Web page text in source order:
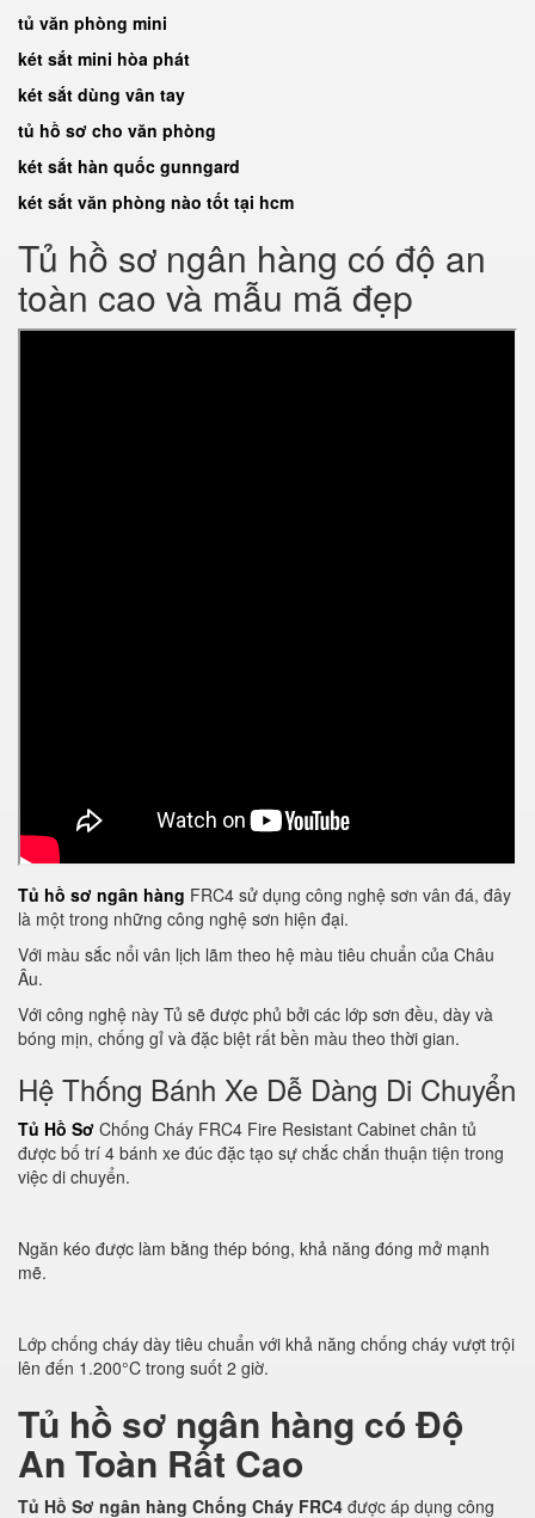
tủ văn phòng mini
két sắt mini hòa phát
két sắt dùng vân tay
tủ hồ sơ cho văn phòng
két sắt hàn quốc gunngard
két sắt văn phòng nào tốt tại hcm
Tủ hồ sơ ngân hàng có độ an
toàn cao và mẫu mã đẹp
Tủ hồ sơ ngân hàng FRC4 sử dụng công nghệ sơn vân đá, đây
là một trong những công nghệ sơn hiện đại.
Với màu sắc nổi vân lịch lãm theo hệ màu tiêu chuẩn của Châu
Âu.
Với công nghệ này Tủ sẽ được phủ bởi các lớp sơn đều, dày và
bóng mịn, chống gỉ và đặc biệt rất bền màu theo thời gian.
Hệ Thống Bánh Xe Dễ Dàng Di Chuyển
Tủ Hồ Sơ Chống Cháy FRC4 Fire Resistant Cabinet chân tủ
được bố trí 4 bánh xe đúc đặc tạo sự chắc chắn thuận tiện trong
việc di chuyển.
Ngăn kéo được làm bằng thép bóng, khả năng đóng mở mạnh
mẽ.
Lớp chống cháy dày tiêu chuẩn với khả năng chống cháy vượt trội
lên đến 1.200°C trong suốt 2 giờ.
Tủ hồ sơ ngân hàng có Độ
An Toàn Rất Cao
Tủ Hồ Sơ ngân hàng Chống Cháy FRC4 được áp dụng công